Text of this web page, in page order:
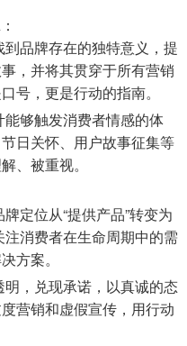
到品牌存在的独特意义，提
，并将其贯穿于所有营销
号，更是行动的指南。
能够触发消费者情感的体
日关怀、用户故事征集等
、被重视。
牌定位从“提供产品”转变为
注消费者在生命周期中的需
方案。
明，兑现承诺，以真诚的态
营销和虚假宣传，用行动